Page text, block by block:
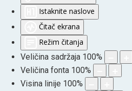
Istaknite naslove
Čitač ekrana
Režim čitanja
Veličina sadržaja 100%
Veličina fonta 100%
Visina linije 100%